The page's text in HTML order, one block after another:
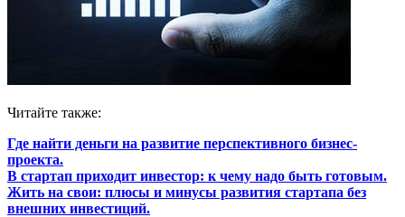
Читайте также:
Где найти деньги на развитие перспективного бизнес-
проекта.
В стартап приходит инвестор: к чему надо быть готовым.
Жить на свои: плюсы и минусы развития стартапа без
внешних инвестиций.